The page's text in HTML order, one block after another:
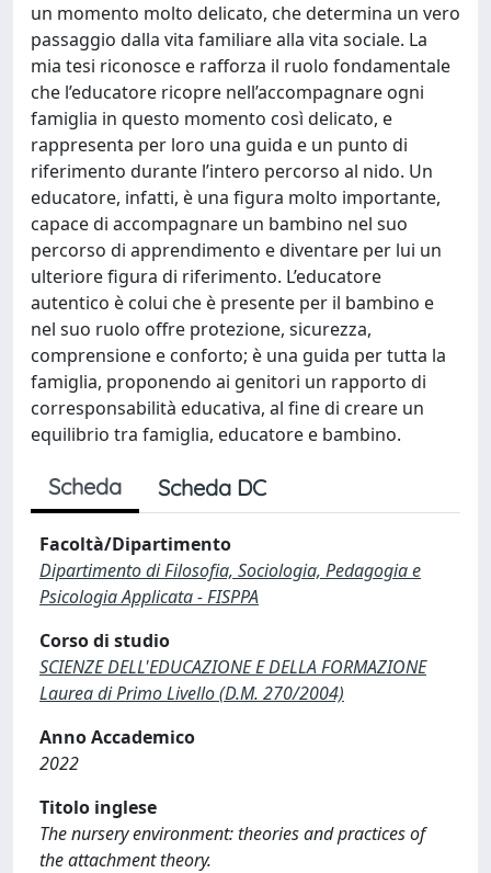
un momento molto delicato, che determina un vero
passaggio dalla vita familiare alla vita sociale. La
mia tesi riconosce e rafforza il ruolo fondamentale
che l’educatore ricopre nell’accompagnare ogni
famiglia in questo momento così delicato, e
rappresenta per loro una guida e un punto di
riferimento durante l’intero percorso al nido. Un
educatore, infatti, è una figura molto importante,
capace di accompagnare un bambino nel suo
percorso di apprendimento e diventare per lui un
ulteriore figura di riferimento. L’educatore
autentico è colui che è presente per il bambino e
nel suo ruolo offre protezione, sicurezza,
comprensione e conforto; è una guida per tutta la
famiglia, proponendo ai genitori un rapporto di
corresponsabilità educativa, al fine di creare un
equilibrio tra famiglia, educatore e bambino.
Scheda Scheda DC
Facoltà/Dipartimento
Dipartimento di Filosofia, Sociologia, Pedagogia e
Psicologia Applicata - FISPPA
Corso di studio
SCIENZE DELL'EDUCAZIONE E DELLA FORMAZIONE
Laurea di Primo Livello (D.M. 270/2004)
Anno Accademico
2022
Titolo inglese
The nursery environment: theories and practices of
the attachment theory.